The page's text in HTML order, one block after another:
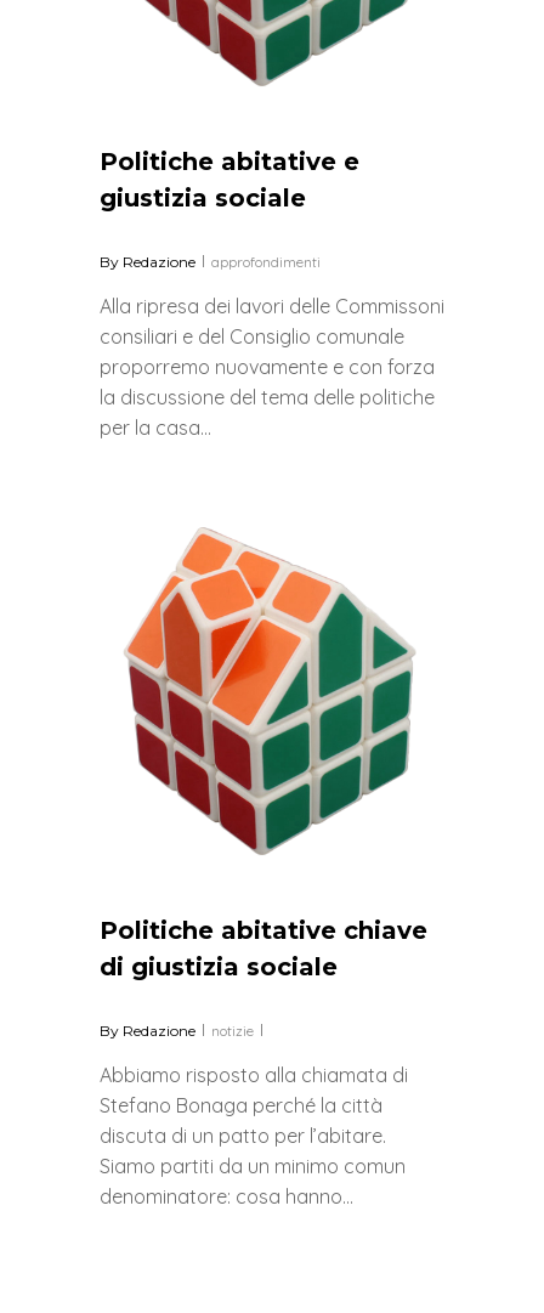
Politiche abitative e
giustizia sociale
By Redazione approfondimenti
Alla ripresa dei lavori delle Commissoni
consiliari e del Consiglio comunale
proporremo nuovamente e con forza
la discussione del tema delle politiche
per la casa…
Politiche abitative chiave
di giustizia sociale
By Redazione notizie
Abbiamo risposto alla chiamata di
Stefano Bonaga perché la città
discuta di un patto per l’abitare.
Siamo partiti da un minimo comun
denominatore: cosa hanno…